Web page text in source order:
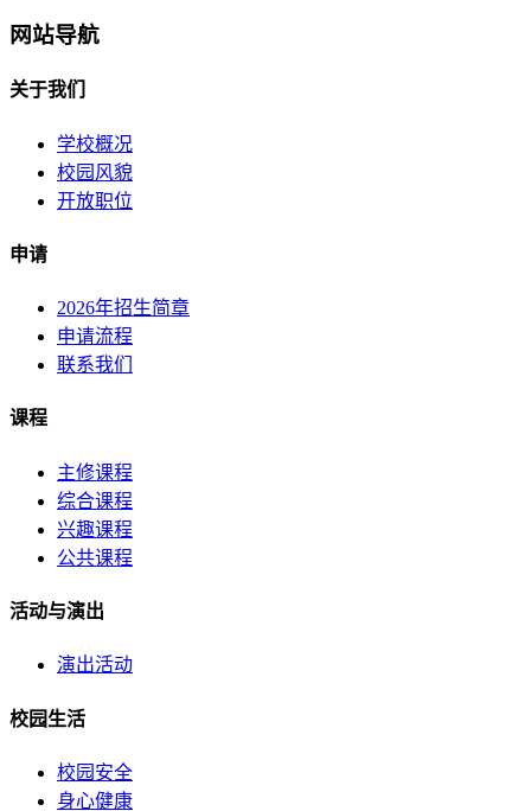
网站导航
关于我们
学校概况
校园风貌
开放职位
申请
2026年招生简章
申请流程
联系我们
课程
主修课程
综合课程
兴趣课程
公共课程
活动与演出
演出活动
校园生活
校园安全
身心健康